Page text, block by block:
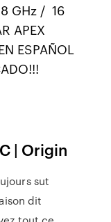
GHz / 16
APEX
ESPAÑOL
| Origin
sut
dit